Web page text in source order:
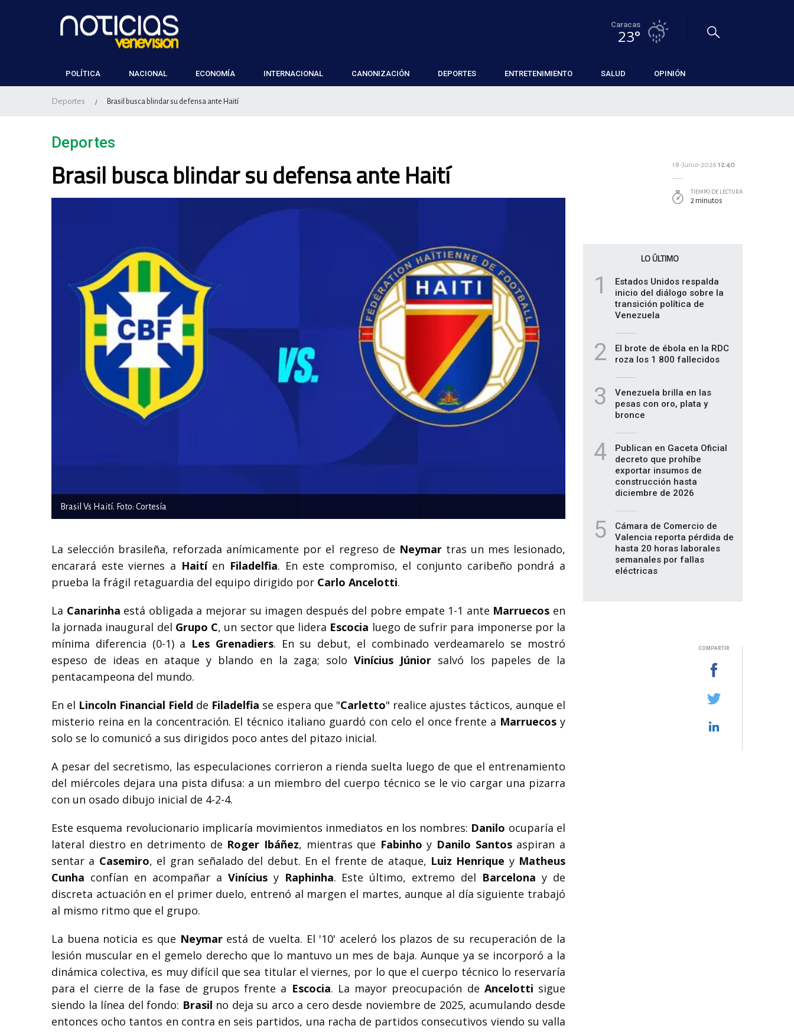
Caracas
23°
POLÍTICA NACIONAL ECONOMÍA INTERNACIONAL CANONIZACIÓN DEPORTES ENTRETENIMIENTO SALUD OPINIÓN
Deportes / Brasil busca blindar su defensa ante Haití
Deportes
Brasil busca blindar su defensa ante Haití
Brasil Vs Haití. Foto: Cortesía
La selección brasileña, reforzada anímicamente por el regreso de Neymartras un mes lesionado,
encarará este viernes a Haitíen Filadelfia. En este compromiso, el conjunto caribeño pondrá a
prueba la frágil retaguardia del equipo dirigido por Carlo Ancelotti.
La Canarinha está obligada a mejorar su imagen después del pobre empate 1-1 ante Marruecos en
la jornada inaugural del Grupo C, un sector que lidera Escocia luego de sufrir para imponerse por la
mínima diferencia (0-1) a Les Grenadiers. En su debut, el combinado verdeamarelo se mostró
espeso de ideas en ataque y blando en la zaga; soloVinícius Júniorsalvó los papeles de la
pentacampeona del mundo.
En el Lincoln Financial Field de Filadelfia se espera que "Carletto" realice ajustes tácticos, aunque el
misterio reina en la concentración. El técnico italiano guardó con celo el once frente a Marruecos y
solo se lo comunicó a sus dirigidos poco antes del pitazo inicial.
A pesar del secretismo, las especulaciones corrieron a rienda suelta luego de que el entrenamiento
del miércoles dejara una pista difusa: a un miembro del cuerpo técnico se le vio cargar una pizarra
con un osado dibujo inicial de 4-2-4.
Este esquema revolucionario implicaría movimientos inmediatos en los nombres: Danilo ocuparía el
lateral diestro en detrimento de Roger Ibáñez, mientras que Fabinho y Danilo Santosaspiran a
sentar a Casemiro, el gran señalado del debut. En el frente de ataque, Luiz Henrique y Matheus
Cunha confían en acompañar a Viníciusy Raphinha. Este último, extremo del Barcelona y de
discreta actuación en el primer duelo, entrenó al margen el martes, aunque al día siguiente trabajó
al mismo ritmo que el grupo.
La buena noticia es que Neymarestá de vuelta. El '10' aceleró los plazos de su recuperación de la
lesión muscular en el gemelo derecho que lo mantuvo un mes de baja. Aunque ya se incorporó a la
dinámica colectiva, es muy difícil que sea titular el viernes, por lo que el cuerpo técnico lo reservaría
para el cierre de la fase de grupos frente a Escocia. La mayor preocupación de Ancelotti sigue
siendo la línea del fondo: Brasil no deja su arco a cero desde noviembre de 2025, acumulando desde
entonces ocho tantos en contra en seis partidos, una racha de partidos consecutivos viendo su valla
18-Junio-2026 12:40
TIEMPO DE LECTURA
2 minutos
LO ÚLTIMO
1
Estados Unidos respalda
inicio del diálogo sobre la
transición política de
Venezuela
2
El brote de ébola en la RDC
roza los 1 800 fallecidos
3
Venezuela brilla en las
pesas con oro, plata y
bronce
4
Publican en Gaceta Oficial
decreto que prohíbe
exportar insumos de
construcción hasta
diciembre de 2026
5
Cámara de Comercio de
Valencia reporta pérdida de
hasta 20 horas laborales
semanales por fallas
eléctricas
COMPARTIR